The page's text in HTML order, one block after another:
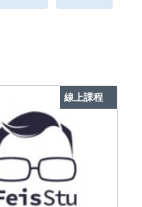
線上課程